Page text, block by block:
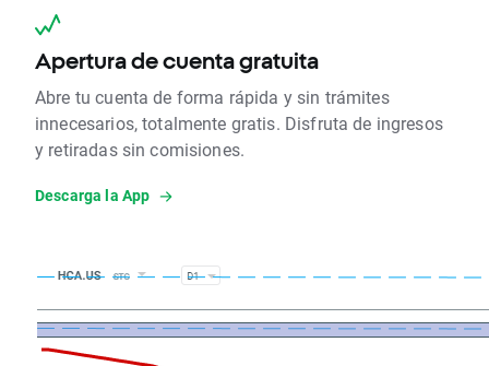
Apertura de cuenta gratuita
Abre tu cuenta de forma rápida y sin trámites
innecesarios, totalmente gratis. Disfruta de ingresos
y retiradas sin comisiones.
Descarga la App